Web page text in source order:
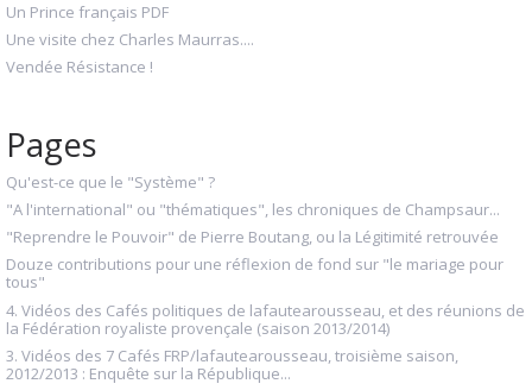
Un Prince français PDF
Une visite chez Charles Maurras....
Vendée Résistance !
Pages
Qu'est-ce que le "Système" ?
"A l'international" ou "thématiques", les chroniques de Champsaur...
"Reprendre le Pouvoir" de Pierre Boutang, ou la Légitimité retrouvée
Douze contributions pour une réflexion de fond sur "le mariage pour
tous"
4. Vidéos des Cafés politiques de lafautearousseau, et des réunions de
la Fédération royaliste provençale (saison 2013/2014)
3. Vidéos des 7 Cafés FRP/lafautearousseau, troisième saison,
2012/2013 : Enquête sur la République...